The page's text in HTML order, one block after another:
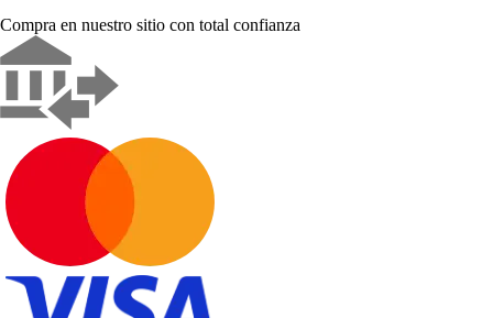
Compra en nuestro sitio con total confianza